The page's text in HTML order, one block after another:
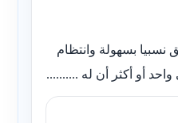
بسهولة وانتظام
أو أكثر أن له ..........